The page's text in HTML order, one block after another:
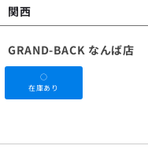
関西
GRAND-BACK なんば店
○
在庫あり